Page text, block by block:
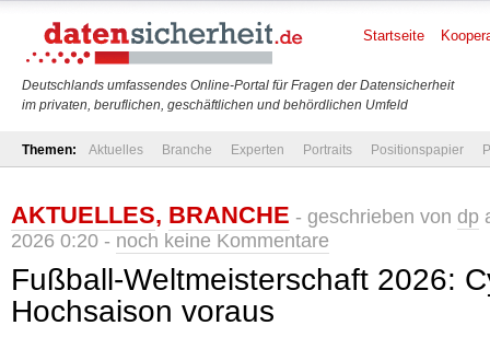
Deutschlands umfassendes Online-Portal für Fragen der Datensicherheit
im privaten, beruflichen, geschäftlichen und behördlichen Umfeld
Startseite
Themen: Aktuelles Branche Experten Portraits Positionspapier
AKTUELLES, BRANCHE - geschrieben von dp
2026 0:20 - noch keine Kommentare
Fußball-Weltmeisterschaft 2026:
Hochsaison voraus